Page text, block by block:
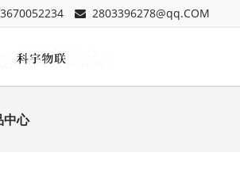
2803396278@qq.COM
中心